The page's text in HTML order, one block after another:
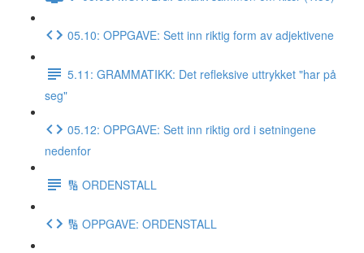
05.10: OPPGAVE: Sett inn riktig form av adjektivene
5.11: GRAMMATIKK: Det refleksive uttrykket "har på
seg"
05.12: OPPGAVE: Sett inn riktig ord i setningene
nedenfor
🔢 ORDENSTALL
🔢 OPPGAVE: ORDENSTALL